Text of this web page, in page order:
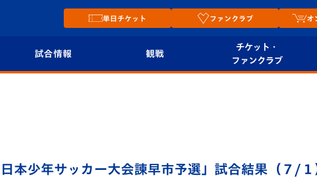
単日チケット ファンクラブ オ
試合情報 観戦
Revive Team
チケット・
ファンクラブ
少年サッカー大会諫早市予選」試合結果（７/１